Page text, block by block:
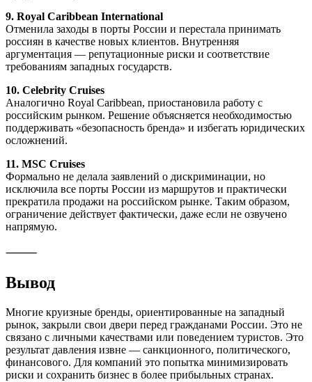
9. Royal Caribbean International
Отменила заходы в порты России и перестала принимать
россиян в качестве новых клиентов. Внутренняя
аргументация — репутационные риски и соответствие
требованиям западных государств.
10. Celebrity Cruises
Аналогично Royal Caribbean, приостановила работу с
российским рынком. Решение объясняется необходимостью
поддерживать «безопасность бренда» и избегать юридических
осложнений.
11. MSC Cruises
Формально не делала заявлений о дискриминации, но
исключила все порты России из маршрутов и практически
прекратила продажи на российском рынке. Таким образом,
ограничение действует фактически, даже если не озвучено
напрямую.
⸻
Вывод
Многие круизные бренды, ориентированные на западный
рынок, закрыли свои двери перед гражданами России. Это не
связано с личными качествами или поведением туристов. Это
результат давления извне — санкционного, политического,
финансового. Для компаний это попытка минимизировать
риски и сохранить бизнес в более прибыльных странах.